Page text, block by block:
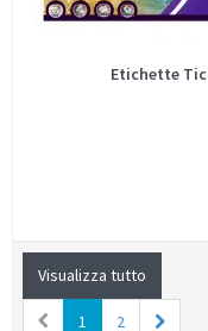
Etichette
Visualizza tutto
1 2